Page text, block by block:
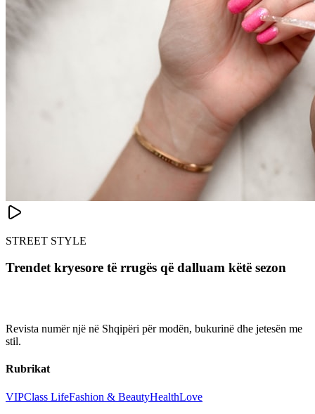
STREET STYLE
Trendet kryesore të rrugës që dalluam këtë sezon
Revista numër një në Shqipëri për modën, bukurinë dhe jetesën me
stil.
Rubrikat
VIPClass LifeFashion & BeautyHealthLove